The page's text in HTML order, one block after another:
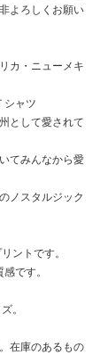
よろしくお願い
カ・ニューメキ
シャツ
として愛されて
てみんなから愛
ノスタルジック
ントです。
です。
。
在庫のあるもの